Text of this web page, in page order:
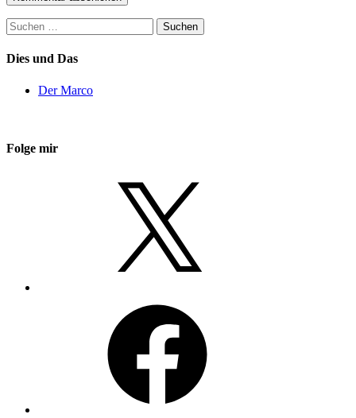
Suchen
nach:
Dies und Das
Der Marco
Folge mir